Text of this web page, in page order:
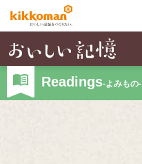
Readings-よみもの-